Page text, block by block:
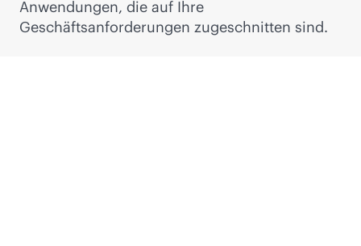
Anwendungen, die auf Ihre
Geschäftsanforderungen zugeschnitten sind.